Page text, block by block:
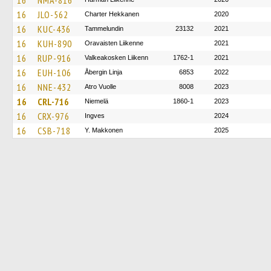
16 JLO-562 Charter Hekkanen 2020
16 KUC-436 Tammelundin 23132 2021
16 KUH-890 Oravaisten Liikenne 2021
16 RUP-916 Valkeakosken Liikenn 1762-1 2021
16 EUH-106 Åbergin Linja 6853 2022
16 NNE-432 Atro Vuolle 8008 2023
16 CRL-716 Niemelä 1860-1 2023
16 CRX-976 Ingves 2024
16 CSB-718 Y. Makkonen 2025